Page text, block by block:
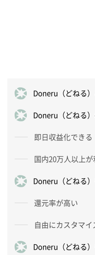
Doneru（どねる
Doneru（どねる
即日収益化できる
国内20万人以上
Doneru（どねる
還元率が高い
自由にカスタマイ
Doneru（どねる